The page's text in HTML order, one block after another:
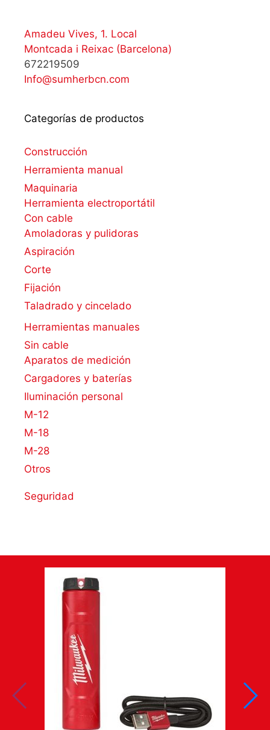
Amadeu Vives, 1. Local
Montcada i Reixac (Barcelona)
672219509
Info@sumherbcn.com
Categorías de productos
Construcción
Herramienta manual
Maquinaria
Herramienta electroportátil
Con cable
Amoladoras y pulidoras
Aspiración
Corte
Fijación
Taladrado y cincelado
Herramientas manuales
Sin cable
Aparatos de medición
Cargadores y baterías
Iluminación personal
M-12
M-18
M-28
Otros
Seguridad